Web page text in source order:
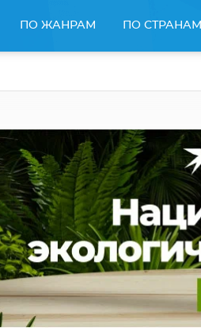
ПО ЖАНРАМ ПО СТРАНАМ